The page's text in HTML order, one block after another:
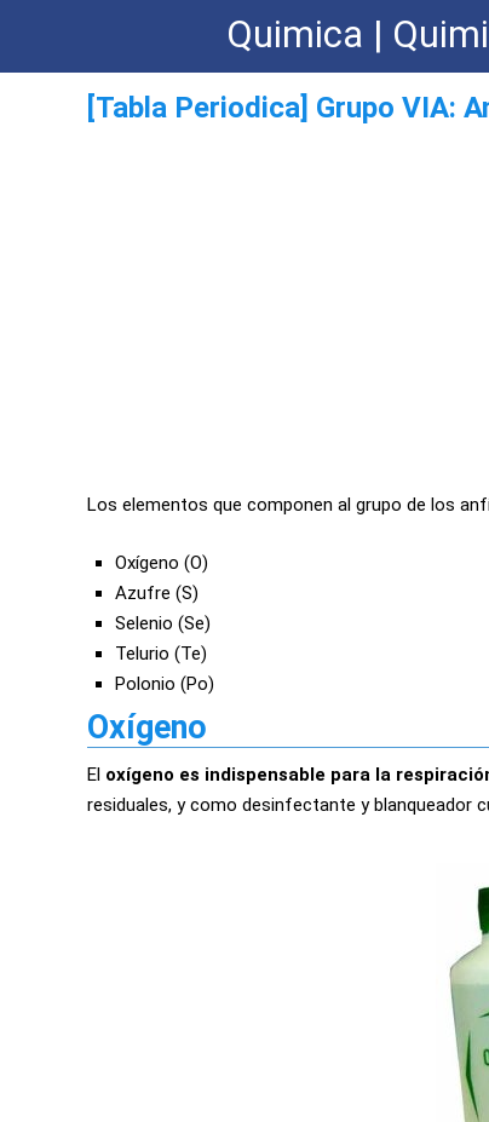
Quimica |
[Tabla Periodica] Grupo VIA:
Los elementos que componen al grupo de los
Oxígeno (O)
Azufre (S)
Selenio (Se)
Telurio (Te)
Polonio (Po)
Oxígeno
El oxígeno es indispensable para la
residuales, y como desinfectante y blanqueador